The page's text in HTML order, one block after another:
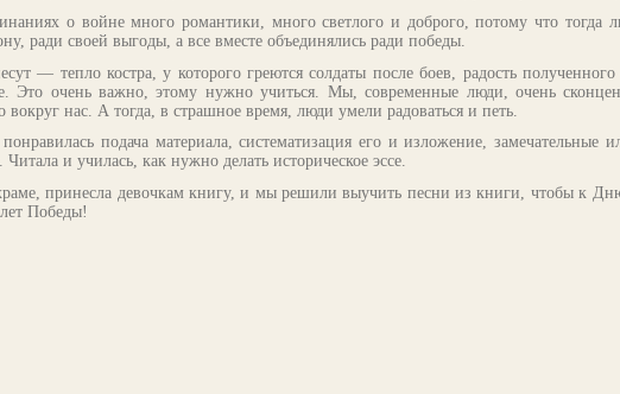
о войне много романтики, много светлого и доброго, потому что тогда
ради своей выгоды, а все вместе объединялись ради победы.
— тепло костра, у которого греются солдаты после боев, радость
Это очень важно, этому нужно учиться. Мы, современные люди, очень
вокруг нас. А тогда, в страшное время, люди умели радоваться и петь.
подача материала, систематизация его и изложение, замечательные
и училась, как нужно делать историческое эссе.
принесла девочкам книгу, и мы решили выучить песни из книги, чтобы к
Победы!